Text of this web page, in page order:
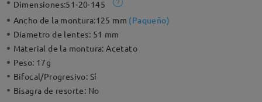
Dimensiones:51-20-145
Ancho de la montura:125 mm (Paqueño)
Diametro de lentes: 51 mm
Material de la montura:Acetato
Peso: 17g
Bifocal/Progresivo: Sí
Bisagra de resorte: No